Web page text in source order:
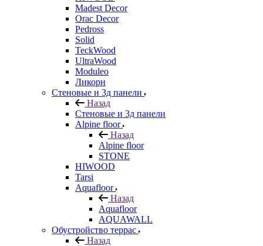
Madest Decor
Orac Decor
Pedross
Solid
TeckWood
UltraWood
Moduleo
Ликорн
Стеновые и 3д панели
Назад
Стеновые и 3д панели
Alpine floor
Назад
Alpine floor
STONE
HIWOOD
Tarsi
Aquafloor
Назад
Aquafloor
AQUAWALL
Обустройство террас
Назад